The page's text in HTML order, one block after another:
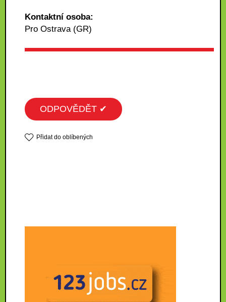
Kontaktní osoba:
Pro Ostrava (GR)
ODPOVĚDĚT ✔
Přidat do oblíbených